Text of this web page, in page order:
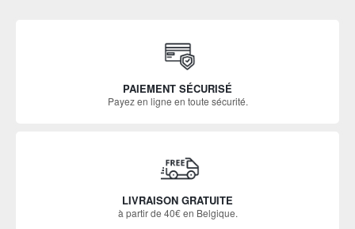
PAIEMENT SÉCURISÉ
Payez en ligne en toute sécurité.
LIVRAISON GRATUITE
à partir de 40€ en Belgique.